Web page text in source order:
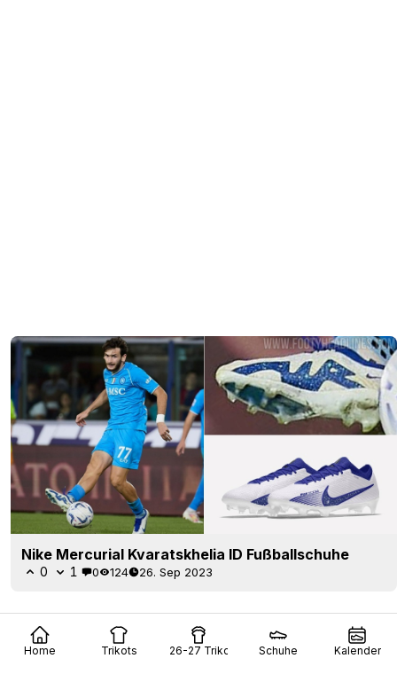
Home Trikots 26-27 Trikots Schuhe Kalender
Nike Mercurial Kvaratskhelia ID Fußballschuhe
0 1 0 124 26. Sep 2023